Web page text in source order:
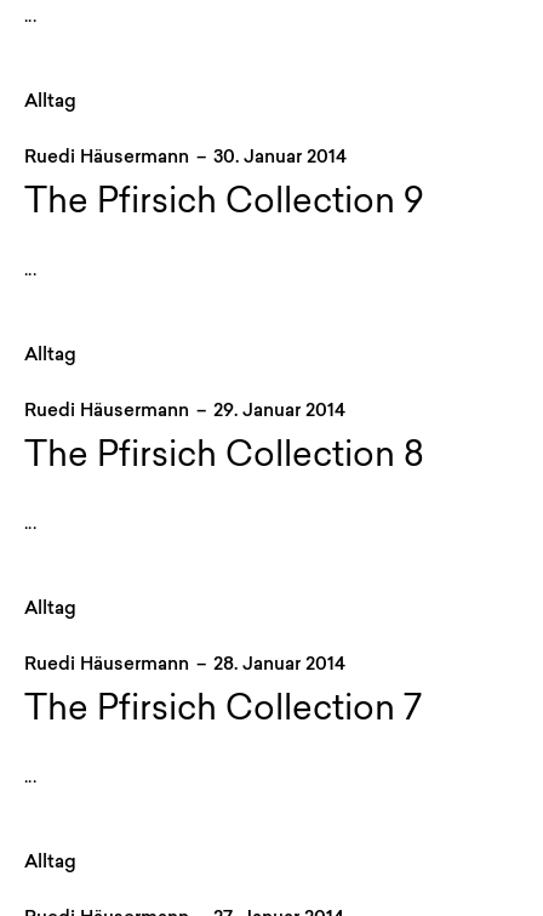
...
Alltag
Ruedi Häusermann – 30. Januar 2014
The Pfirsich Collection 9
...
Alltag
Ruedi Häusermann – 29. Januar 2014
The Pfirsich Collection 8
...
Alltag
Ruedi Häusermann – 28. Januar 2014
The Pfirsich Collection 7
...
Alltag